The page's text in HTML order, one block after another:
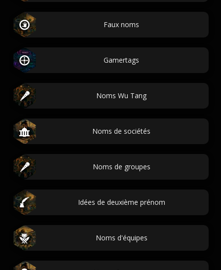
Faux noms
Gamertags
Noms Wu Tang
Noms de sociétés
Noms de groupes
Idées de deuxième prénom
Noms d'équipes